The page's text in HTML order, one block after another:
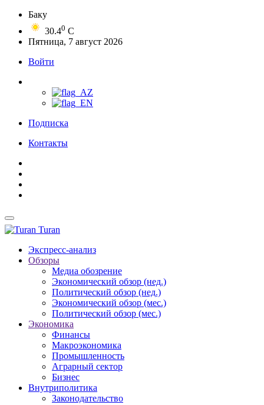
Баку
30.40 C
Пятница, 7 август 2026
Войти
Подписка
Контакты
Turan
Экспресс-анализ
Обзоры
Медиа обозрение
Экономический обзор (нед.)
Политический обзор (нед.)
Экономический обзор (мес.)
Политический обзор (мес.)
Экономика
Финансы
Макроэкономика
Промышленность
Аграрный сектор
Бизнес
Внутриполитика
Законодательство